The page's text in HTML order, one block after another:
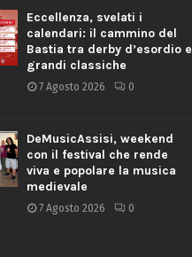
Eccellenza, svelati i
calendari: il cammino del
Bastia tra derby d’esordio e
grandi classiche
7 Agosto 2026 0
DeMusicAssisi, weekend
con il festival che rende
viva e popolare la musica
medievale
7 Agosto 2026 0